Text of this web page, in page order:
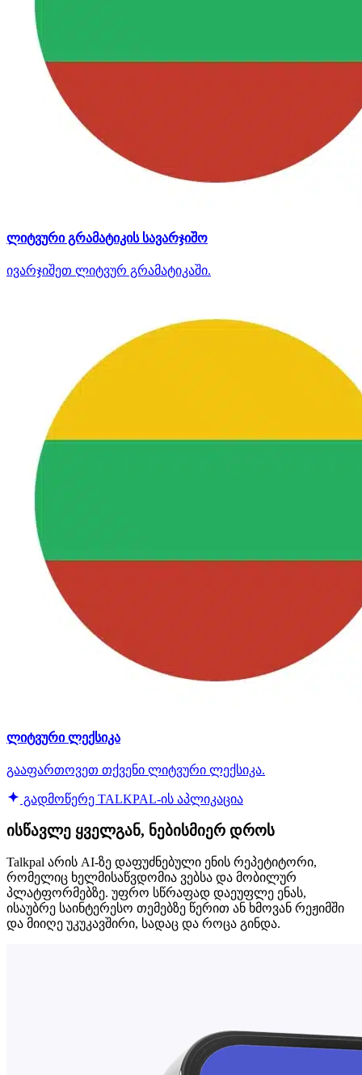
ლიტვური გრამატიკის სავარჯიშო
ივარჯიშეთ ლიტვურ გრამატიკაში.
ლიტვური ლექსიკა
გააფართოვეთ თქვენი ლიტვური ლექსიკა.
გადმოწერე TALKPAL-ის აპლიკაცია
ისწავლე ყველგან, ნებისმიერ დროს
Talkpal არის AI-ზე დაფუძნებული ენის რეპეტიტორი,
რომელიც ხელმისაწვდომია ვებსა და მობილურ
პლატფორმებზე. უფრო სწრაფად დაეუფლე ენას,
ისაუბრე საინტერესო თემებზე წერით ან ხმოვან რეჟიმში
და მიიღე უკუკავშირი, სადაც და როცა გინდა.